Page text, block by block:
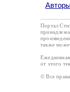
Авторы
Портал
также
от этого
© Все